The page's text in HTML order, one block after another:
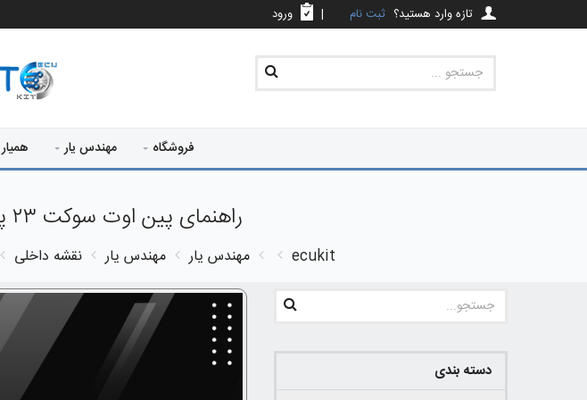
تازه وارد هستید؟ ثبت نام | ورود
فروشگاه مهندس یار همیار
راهنمای پین اوت سوکت ۲۳ پایه تخم مرغی مشکی خودرو پژو
ecukit مهندس یار مهندس یار نقشه داخلی
دسته بندی